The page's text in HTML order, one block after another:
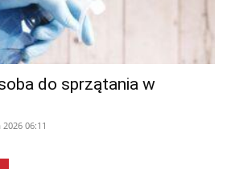
do sprzątania w
06:11